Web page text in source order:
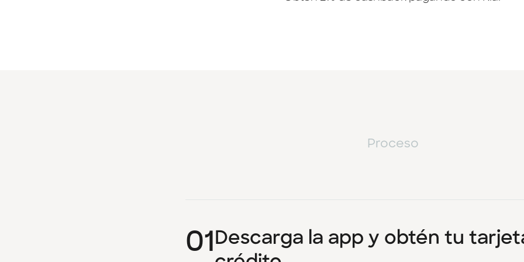
Proceso
01Descarga la app y obtén tu